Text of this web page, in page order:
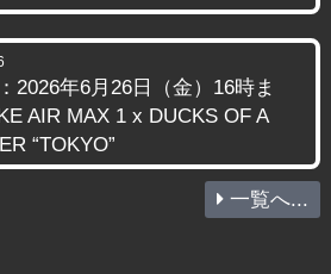
2026年6月26日（金）16時ま
AIR MAX 1 x DUCKS OF A
“TOKYO”
一覧へ...